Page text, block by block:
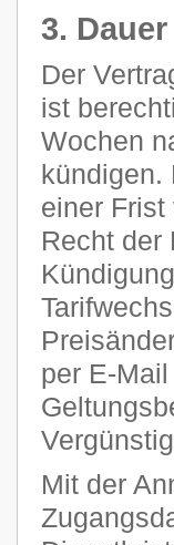
3.
Der
ist
Wochen
kündigen.
einer
Recht der
per E-
Mit der